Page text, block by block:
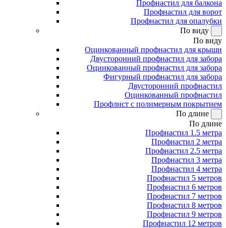
Профнастил для балкона
Профнастил для ворот
Профнастил для опалубки
По виду
По виду
Оцинкованный профнастил для крыши
Двусторонний профнастил для забора
Оцинкованный профнастил для забора
Фигурный профнастил для забора
Двусторонний профнастил
Оцинкованный профнастил
Профлист с полимерным покрытием
По длине
По длине
Профнастил 1.5 метра
Профнастил 2 метра
Профнастил 2.5 метра
Профнастил 3 метра
Профнастил 4 метра
Профнастил 5 метров
Профнастил 6 метров
Профнастил 7 метров
Профнастил 8 метров
Профнастил 9 метров
Профнастил 12 метров